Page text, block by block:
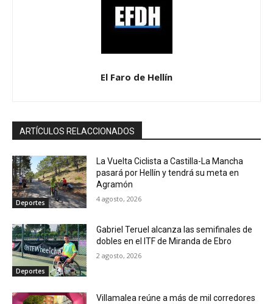
El Faro de Hellín
ARTÍCULOS RELACCIONADOS
Deportes
La Vuelta Ciclista a Castilla-La Mancha
pasará por Hellín y tendrá su meta en
Agramón
4 agosto, 2026
Deportes
Gabriel Teruel alcanza las semifinales de
dobles en el ITF de Miranda de Ebro
2 agosto, 2026
Villamalea reúne a más de mil corredores